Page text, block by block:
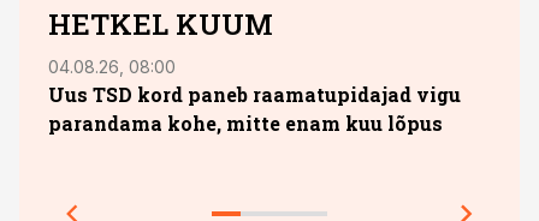
HETKEL KUUM
04.08.26, 08:00
Uus TSD kord paneb raamatupidajad vigu
parandama kohe, mitte enam kuu lõpus